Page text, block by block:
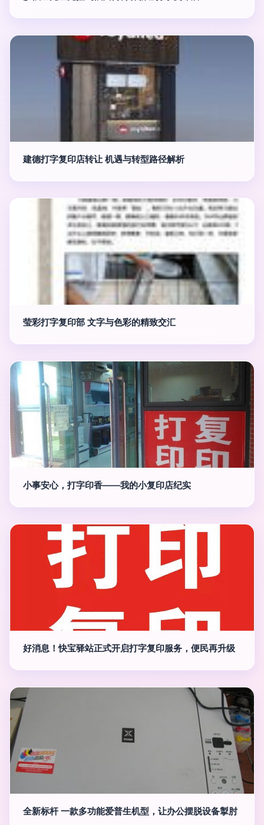
建德打字复印店转让 机遇与转型路径解析
莹彩打字复印部 文字与色彩的精致交汇
小事安心，打字印香——我的小复印店纪实
好消息！快宝驿站正式开启打字复印服务，便民再升级
全新标杆 一款多功能爱普生机型，让办公摆脱设备掣肘